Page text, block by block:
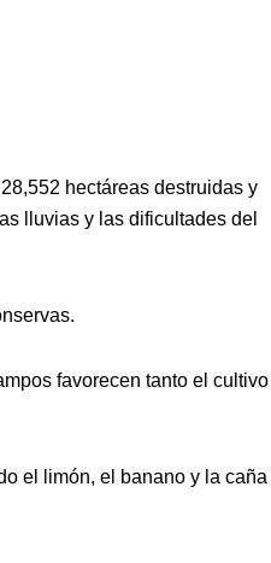
hectáreas destruidas y
lluvias y las dificultades del
favorecen tanto el cultivo
el limón, el banano y la caña